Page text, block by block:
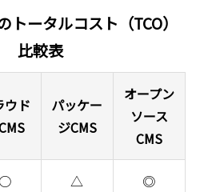
トータルコスト（TCO）
比較表
ウド
パッケー
ジCMS
オープン
ソース
CMS
○ △ ◎